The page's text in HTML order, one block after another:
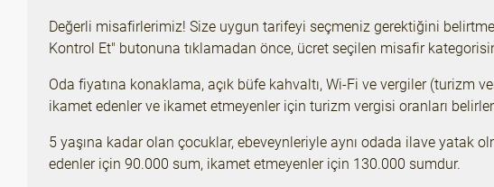
Değerli misafirlerimiz! Size uygun tarifeyi seçmeniz gerektiğini
Kontrol Et" butonuna tıklamadan önce, ücret seçilen misafir
Oda fiyatına konaklama, açık büfe kahvaltı, Wi-Fi ve vergiler
ikamet edenler ve ikamet etmeyenler için turizm vergisi oranları
5 yaşına kadar olan çocuklar, ebeveynleriyle aynı odada ilave
edenler için 90.000 sum, ikamet etmeyenler için 130.000 sumdur.